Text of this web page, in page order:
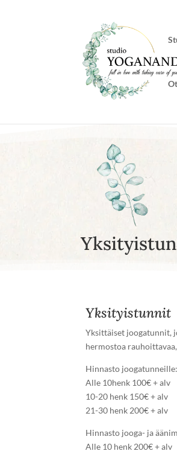
Yksityistunnit
Yksittäiset joogatunnit,
hermostoa
Hinnasto joogatunneille:
Alle 10henk 100€ + alv
10-20 henk 150€ + alv
21-30 henk 200€ + alv
Hinnasto jooga- ja
Alle 10 henk 200€ + alv